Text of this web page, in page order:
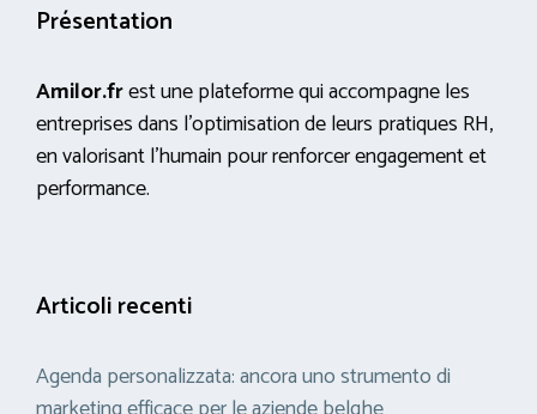
Présentation
Amilor.frest une plateforme qui accompagne les
entreprises dans l’optimisation de leurs pratiques RH,
en valorisant l’humain pour renforcer engagement et
performance.
Articoli recenti
Agenda personalizzata: ancora uno strumento di